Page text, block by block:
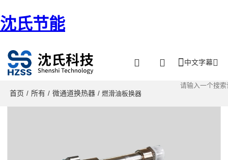
沈氏节能
中文字幕
首页 / 所有 / 微通道换热器 / 燃滑油板换器